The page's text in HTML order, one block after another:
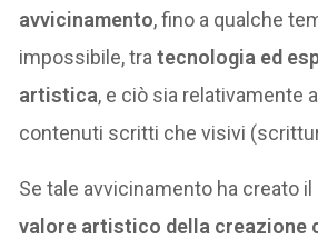
avvicinamento, fino a qualche
impossibile, tra tecnologia ed
artistica, e ciò sia relativamente
contenuti scritti che visivi
Se tale avvicinamento ha creato
valore artistico della creazione